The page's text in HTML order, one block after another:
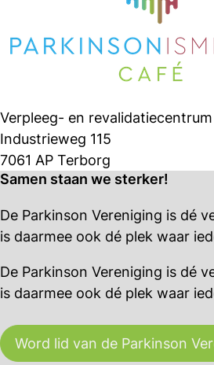
Verpleeg- en
Industrieweg 115
7061 AP Terborg
Samen staan we sterker!
De Parkinson Vereniging is dé
is daarmee ook dé plek waar
De Parkinson Vereniging is dé
is daarmee ook dé plek waar
Word lid van de Parkinson